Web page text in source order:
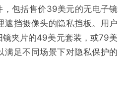
AirGo A6，主打无摄像头
，包括售价39美元的无电子镜
遮挡摄像头的隐私挡板。用户
镜夹片的49美元套装，或79美
满足不同场景下对隐私保护的